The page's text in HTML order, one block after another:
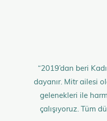
“2019’dan beri
dayanır. Mitr ailesi
gelenekleri ile
çalışıyoruz. Tüm